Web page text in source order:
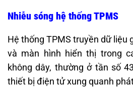
Nhiễu sóng hệ thống TPMS
Hệ thống TPMS truyền dữ liệu
và màn hình hiển thị trong
không dây, thường ở tần số
thiết bị điện tử xung quanh